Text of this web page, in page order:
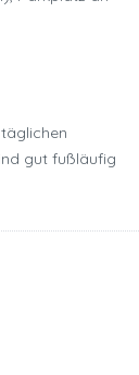
gut fußläufig